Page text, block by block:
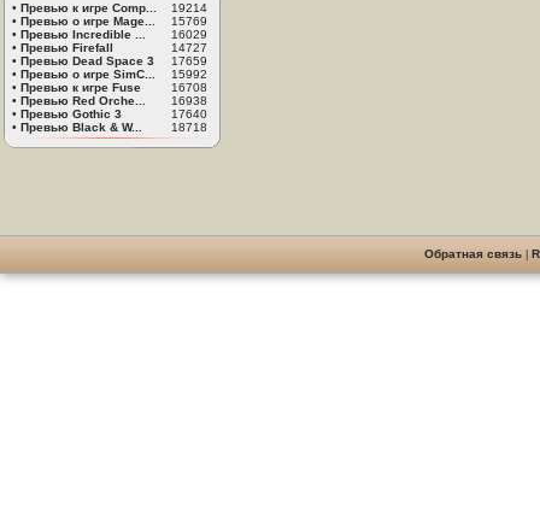
• Превью к игре Comp...
19214
• Превью о игре Mage...
15769
• Превью Incredible ...
16029
• Превью Firefall
14727
• Превью Dead Space 3
17659
• Превью о игре SimC...
15992
• Превью к игре Fuse
16708
• Превью Red Orche...
16938
• Превью Gothic 3
17640
• Превью Black & W... 18718
Обратная связь